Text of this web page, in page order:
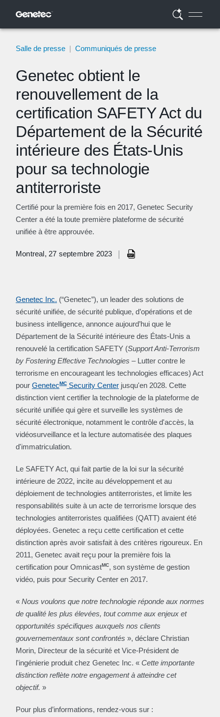
Salle de presse | Communiqués de presse
Genetec obtient le
renouvellement de la
certification SAFETY Act du
Département de la Sécurité
intérieure des États-Unis
pour sa technologie
antiterroriste
Certifié pour la première fois en 2017, Genetec Security
Center a été la toute première plateforme de sécurité
unifiée à être approuvée.
Montreal, 27 septembre 2023
Genetec Inc. (“Genetec”), un leader des solutions de
sécurité unifiée, de sécurité publique, d’opérations et de
business intelligence, annonce aujourd’hui que le
Département de la Sécurité intérieure des États-Unis a
renouvelé la certification SAFETY (Support Anti-Terrorism
by Fostering Effective Technologies – Lutter contre le
terrorisme en encourageant les technologies efficaces) Act
pour GenetecMC Security Center jusqu'en 2028. Cette
distinction vient certifier la technologie de la plateforme de
sécurité unifiée qui gère et surveille les systèmes de
sécurité électronique, notamment le contrôle d'accès, la
vidéosurveillance et la lecture automatisée des plaques
d'immatriculation.
Le SAFETY Act, qui fait partie de la loi sur la sécurité
intérieure de 2022, incite au développement et au
déploiement de technologies antiterroristes, et limite les
responsabilités suite à un acte de terrorisme lorsque des
technologies antiterroristes qualifiées (QATT) avaient été
déployées. Genetec a reçu cette certification et cette
distinction après avoir satisfait à des critères rigoureux. En
2011, Genetec avait reçu pour la première fois la
certification pour OmnicastMC, son système de gestion
vidéo, puis pour Security Center en 2017.
« Nous voulons que notre technologie réponde aux normes
de qualité les plus élevées, tout comme aux enjeux et
opportunités spécifiques auxquels nos clients
gouvernementaux sont confrontés », déclare Christian
Morin, Directeur de la sécurité et Vice-Président de
l'ingénierie produit chez Genetec Inc. « Cette importante
distinction reflète notre engagement à atteindre cet
objectif. »
Pour plus d’informations, rendez-vous sur :